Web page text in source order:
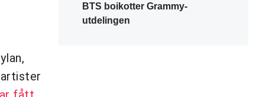
BTS boikotter Grammy-
utdelingen